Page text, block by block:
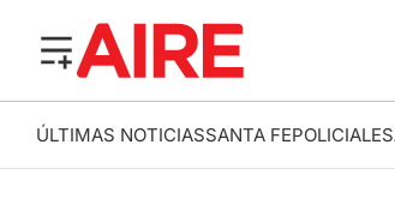
ÚLTIMAS NOTICIASSANTA FEPOLICIALES